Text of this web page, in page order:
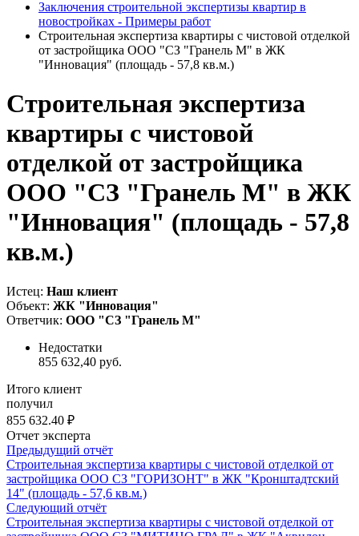
Заключения строительной экспертизы квартир в
новостройках - Примеры работ
Строительная экспертиза квартиры с чистовой отделкой
от застройщика ООО "СЗ "Гранель М" в ЖК
"Инновация" (площадь - 57,8 кв.м.)
Строительная экспертиза
квартиры с чистовой
отделкой от застройщика
ООО "СЗ "Гранель М" в ЖК
"Инновация" (площадь - 57,8
кв.м.)
Истец: Наш клиент
Объект: ЖК "Инновация"
Ответчик: ООО "СЗ "Гранель М"
Недостатки
855 632,40 руб.
Итого клиент
получил
855 632.40 ₽
Отчет эксперта
Предыдущий отчёт
Строительная экспертиза квартиры с чистовой отделкой от
застройщика ООО СЗ "ГОРИЗОНТ" в ЖК "Кронштадтский
14" (площадь - 57,6 кв.м.)
Следующий отчёт
Строительная экспертиза квартиры с чистовой отделкой от